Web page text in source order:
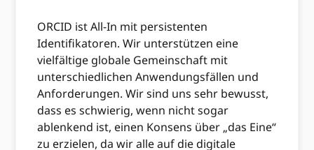
ORCID ist All-In mit persistenten
Identifikatoren. Wir unterstützen eine
vielfältige globale Gemeinschaft mit
unterschiedlichen Anwendungsfällen und
Anforderungen. Wir sind uns sehr bewusst,
dass es schwierig, wenn nicht sogar
ablenkend ist, einen Konsens über „das Eine“
zu erzielen, da wir alle auf die digitale